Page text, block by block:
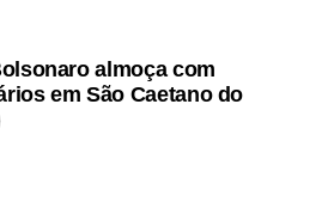
almoça com
em São Caetano do